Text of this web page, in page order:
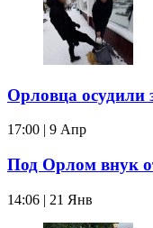
Орловца
17:00 | 9 Апр
Под Орлом внук
14:06 | 21 Янв